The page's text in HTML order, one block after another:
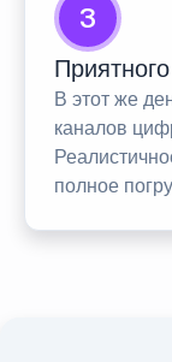
3
В этот же
каналов
полное